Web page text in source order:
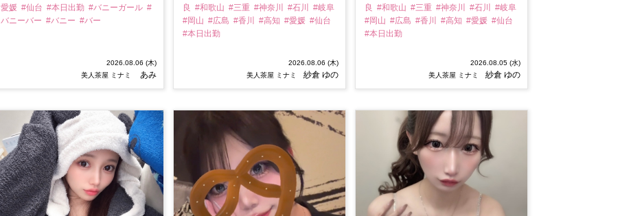
愛媛 #仙台 #本日出勤 #バニーガール #
バニーバー #バニー #バー
2026.08.06 (木)
美人茶屋 ミナミ
あみ
良 #和歌山 #三重 #神奈川 #石川
#岐阜
#岡山 #広島 #香川 #高知 #愛媛 #仙台
#本日出勤
2026.08.06 (木)
美人茶屋 ミナミ
紗倉 ゆの
良 #和歌山 #三重 #神奈川 #石川
#岐阜
#岡山 #広島 #香川 #高知 #愛媛 #仙台
#本日出勤
2026.08.05 (水)
美人茶屋 ミナミ
紗倉 ゆの